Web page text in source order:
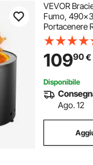
VEVOR
Fumo,
Portacenere
Esterno
Acciaio
Patio Esterno
10990€
Disponibile
Ago. 12